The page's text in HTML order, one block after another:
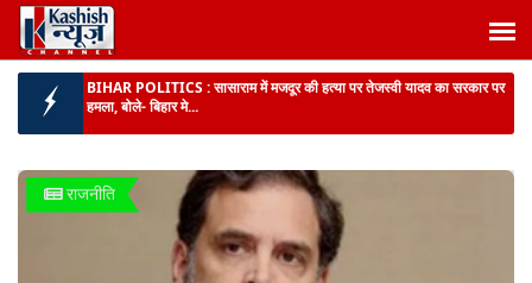
BIG NEWS :अगमकुआं में 22,240 पीस प्रतिबंधित कफ सिरप बरामद, मुख्य आरोपी
फरार...
BIHAR NEWS :बिहार में एक दर्जन से अधिक नए बाइपास बनेंगे, पीरो, बिहटा, मनेर
से जयनगर तक ...
पूर्णिया में धार में डूबने से 2 चचेरी बहनों की मौत, परिजनों में मातम...
राजनीति